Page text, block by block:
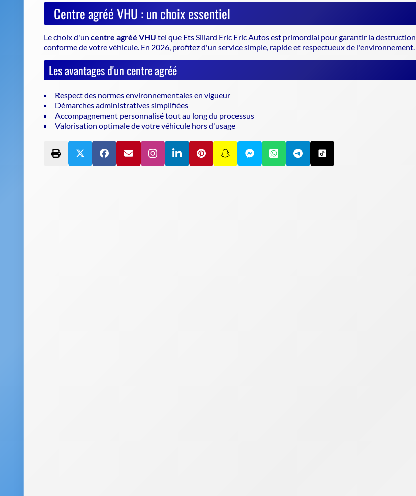
Centre agréé VHU : un choix essentiel
Le choix d'un centre agréé VHU tel que Ets Sillard Eric Eric Autos est primordial pour garantir ladestruction
conforme de votre véhicule. En 2026, profitez d'un service simple, rapide et respectueux de l'environnement.
Les avantages d'un centre agréé
Respect des normes environnementales en vigueur
Démarches administratives simplifiées
Accompagnement personnalisé tout au long du processus
Valorisation optimale de votre véhicule hors d'usage